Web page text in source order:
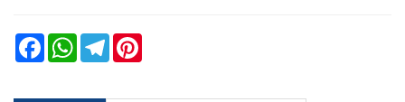
FacebookWhatsAppTelegram